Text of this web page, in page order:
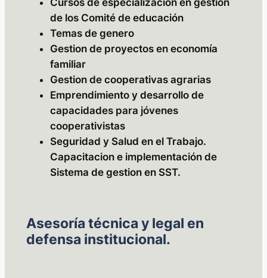
de los Comité de educación
Temas de genero
Gestion de proyectos en economía
familiar
Gestion de cooperativas agrarias
Emprendimiento y desarrollo de
capacidades para jóvenes
cooperativistas
Seguridad y Salud en el Trabajo.
Capacitacion e implementación de
Sistema de gestion en SST.
Asesoría técnica y legal en
defensa institucional.